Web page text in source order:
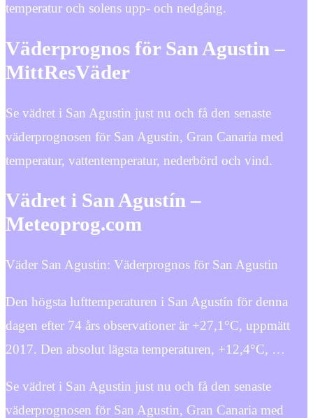
temperatur och solens upp- och nedgång.
Väderprognos för San Agustin –
MittResVäder
Se vädret i San Agustin just nu och få den senaste
väderprognosen för San Agustin, Gran Canaria med
temperatur, vattentemperatur, nederbörd och vind.
Vädret i San Agustín –
Meteoprog.com
Väder San Agustin: Väderprognos för San Agustin
Den högsta lufttemperaturen i San Agustín för denna
dagen efter 74 års observationer är +27,1°C, uppmätt
2017. Den absolut lägsta temperaturen, +12,4°C, …
Se vädret i San Agustin just nu och få den senaste
väderprognosen för San Agustin, Gran Canaria med